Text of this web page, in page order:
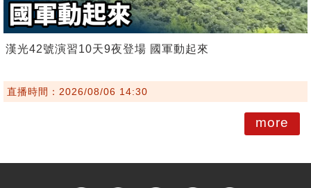
漢光42號演習10天9夜登場 國軍動起來
直播時間：2026/08/06 14:30
more